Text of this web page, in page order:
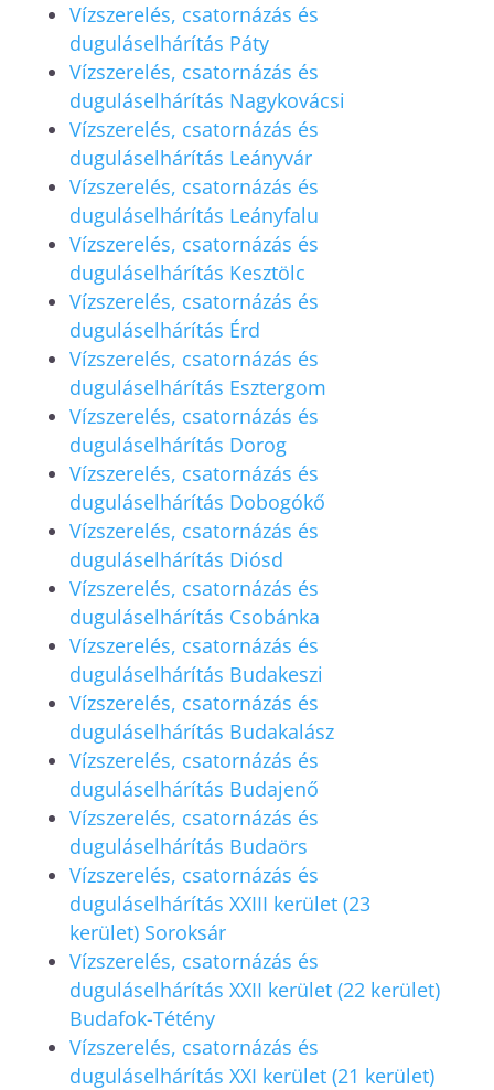
Vízszerelés, csatornázás és
duguláselhárítás Páty
Vízszerelés, csatornázás és
duguláselhárítás Nagykovácsi
Vízszerelés, csatornázás és
duguláselhárítás Leányvár
Vízszerelés, csatornázás és
duguláselhárítás Leányfalu
Vízszerelés, csatornázás és
duguláselhárítás Kesztölc
Vízszerelés, csatornázás és
duguláselhárítás Érd
Vízszerelés, csatornázás és
duguláselhárítás Esztergom
Vízszerelés, csatornázás és
duguláselhárítás Dorog
Vízszerelés, csatornázás és
duguláselhárítás Dobogókő
Vízszerelés, csatornázás és
duguláselhárítás Diósd
Vízszerelés, csatornázás és
duguláselhárítás Csobánka
Vízszerelés, csatornázás és
duguláselhárítás Budakeszi
Vízszerelés, csatornázás és
duguláselhárítás Budakalász
Vízszerelés, csatornázás és
duguláselhárítás Budajenő
Vízszerelés, csatornázás és
duguláselhárítás Budaörs
Vízszerelés, csatornázás és
duguláselhárítás XXIII kerület (23
kerület) Soroksár
Vízszerelés, csatornázás és
duguláselhárítás XXII kerület (22 kerület)
Budafok-Tétény
Vízszerelés, csatornázás és
duguláselhárítás XXI kerület (21 kerület)